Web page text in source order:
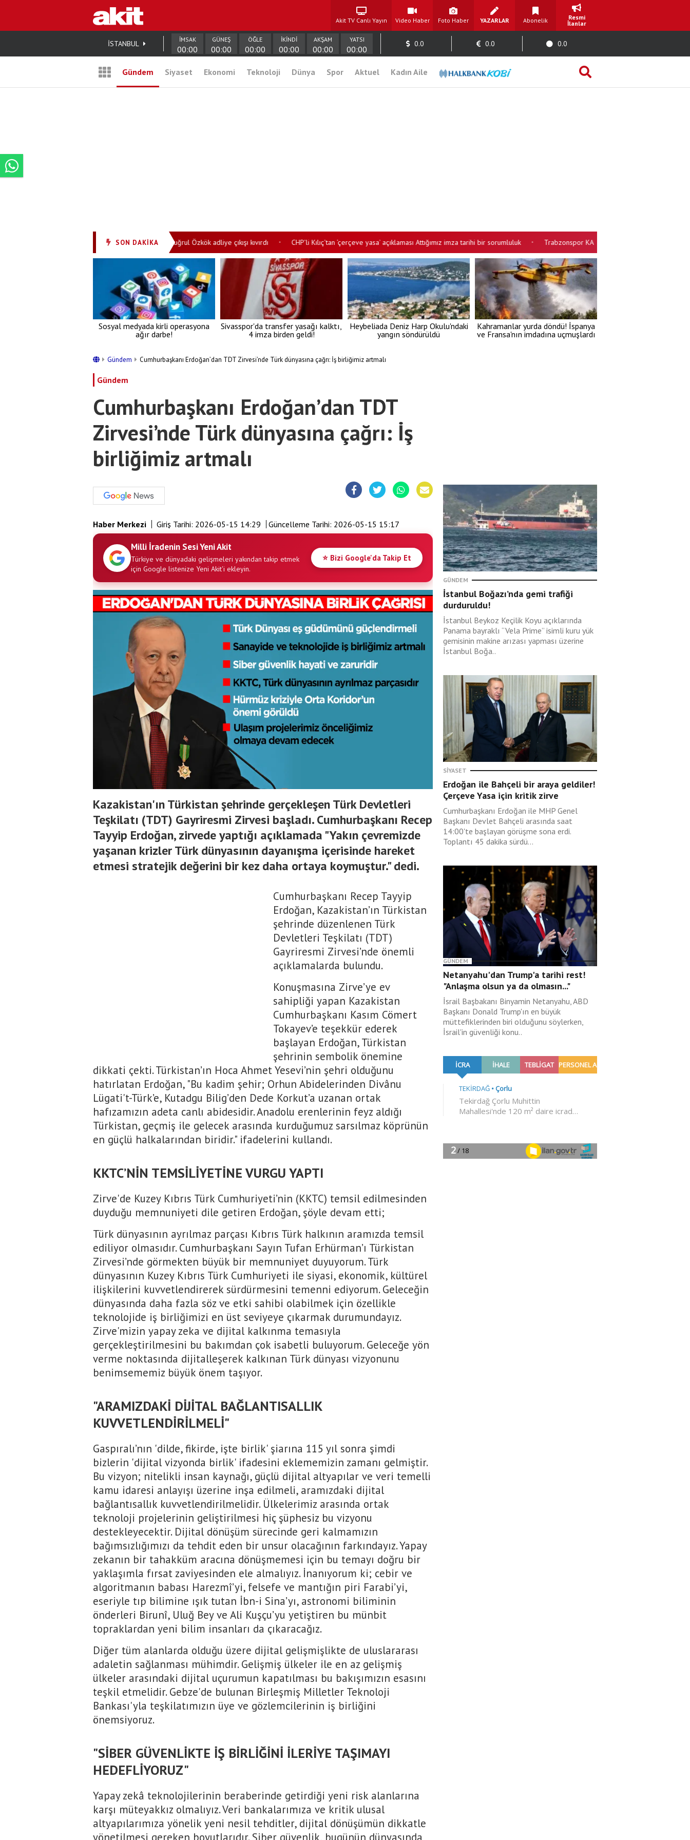
Akit TV Canlı Yayın Video Haber Foto Haber YAZARLAR Abonelik
Resmi
İlanlar
İSTANBUL İMSAK
00:00
GÜNEŞ
00:00
ÖĞLE
00:00
İKİNDİ
00:00
AKŞAM
00:00
YATSI
00:00
0.0 0.0 0.0
Gündem Siyaset Ekonomi Teknoloji Dünya Spor Aktuel Kadın Aile
SON DAKİKA
Ağzından çıkanları kulakların duymuyor mu? Ertuğrul Özkök adliye çıkışı kıvırdı • CHP’li Kılıç’tan ‘çerçeve yasa’ açıklaması Attığımız imza tarihi bir sorumluluk • Trabzonspor KAP açıklaması yaptı! Salah'ın maliyeti
Sosyal medyada kirli operasyona
ağır darbe!
Sivasspor'da transfer yasağı kalktı,
4 imza birden geldi!
Heybeliada Deniz Harp Okulu'ndaki
yangın söndürüldü
Kahramanlar yurda döndü! İspanya
ve Fransa'nın imdadına uçmuşlardı
Gündem Cumhurbaşkanı Erdoğan’dan TDT Zirvesi’nde Türk dünyasına çağrı: İş birliğimiz artmalı
Gündem
Cumhurbaşkanı Erdoğan’dan TDT
Zirvesi’nde Türk dünyasına çağrı: İş
birliğimiz artmalı
Haber Merkezi Giriş Tarihi: 2026-05-15 14:29 Güncelleme Tarihi: 2026-05-15 15:17
Milli İradenin Sesi Yeni Akit
Türkiye ve dünyadaki gelişmeleri yakından takip etmek
için Google listenize Yeni Akit'i ekleyin.
⭐ Bizi Google'da Takip Et
Kazakistan'ın Türkistan şehrinde gerçekleşen Türk Devletleri
Teşkilatı (TDT) Gayriresmi Zirvesi başladı. Cumhurbaşkanı Recep
Tayyip Erdoğan, zirvede yaptığı açıklamada "Yakın çevremizde
yaşanan krizler Türk dünyasının dayanışma içerisinde hareket
etmesi stratejik değerini bir kez daha ortaya koymuştur." dedi.
Cumhurbaşkanı Recep Tayyip
Erdoğan, Kazakistan’ın Türkistan
şehrinde düzenlenen Türk
Devletleri Teşkilatı (TDT)
Gayriresmi Zirvesi’nde önemli
açıklamalarda bulundu.
Konuşmasına Zirve’ye ev
sahipliği yapan Kazakistan
Cumhurbaşkanı Kasım Cömert
Tokayev’e teşekkür ederek
başlayan Erdoğan, Türkistan
şehrinin sembolik önemine
dikkati çekti. Türkistan’ın Hoca Ahmet Yesevi’nin şehri olduğunu
hatırlatan Erdoğan, "Bu kadim şehir; Orhun Abidelerinden Divânu
Lügati't-Türk’e, Kutadgu Bilig’den Dede Korkut’a uzanan ortak
hafızamızın adeta canlı abidesidir. Anadolu erenlerinin feyz aldığı
Türkistan, geçmiş ile gelecek arasında kurduğumuz sarsılmaz köprünün
en güçlü halkalarından biridir." ifadelerini kullandı.
KKTC’NİN TEMSİLİYETİNE VURGU YAPTI
Zirve'de Kuzey Kıbrıs Türk Cumhuriyeti’nin (KKTC) temsil edilmesinden
duyduğu memnuniyeti dile getiren Erdoğan, şöyle devam etti;
Türk dünyasının ayrılmaz parçası Kıbrıs Türk halkının aramızda temsil
ediliyor olmasıdır. Cumhurbaşkanı Sayın Tufan Erhürman’ı Türkistan
Zirvesi’nde görmekten büyük bir memnuniyet duyuyorum. Türk
dünyasının Kuzey Kıbrıs Türk Cumhuriyeti ile siyasi, ekonomik, kültürel
ilişkilerini kuvvetlendirerek sürdürmesini temenni ediyorum. Geleceğin
dünyasında daha fazla söz ve etki sahibi olabilmek için özellikle
teknolojide iş birliğimizi en üst seviyeye çıkarmak durumundayız.
Zirve'mizin yapay zeka ve dijital kalkınma temasıyla
gerçekleştirilmesini bu bakımdan çok isabetli buluyorum. Geleceğe yön
verme noktasında dijitalleşerek kalkınan Türk dünyası vizyonunu
benimsememiz büyük önem taşıyor.
"ARAMIZDAKİ DİJİTAL BAĞLANTISALLIK
KUVVETLENDİRİLMELİ"
Gaspıralı’nın 'dilde, fikirde, işte birlik' şiarına 115 yıl sonra şimdi
bizlerin 'dijital vizyonda birlik' ifadesini eklememizin zamanı gelmiştir.
Bu vizyon; nitelikli insan kaynağı, güçlü dijital altyapılar ve veri temelli
kamu idaresi anlayışı üzerine inşa edilmeli, aramızdaki dijital
bağlantısallık kuvvetlendirilmelidir. Ülkelerimiz arasında ortak
teknoloji projelerinin geliştirilmesi hiç şüphesiz bu vizyonu
destekleyecektir. Dijital dönüşüm sürecinde geri kalmamızın
bağımsızlığımızı da tehdit eden bir unsur olacağının farkındayız. Yapay
zekanın bir tahakküm aracına dönüşmemesi için bu temayı doğru bir
yaklaşımla fırsat zaviyesinden ele almalıyız. İnanıyorum ki; cebir ve
algoritmanın babası Harezmî’yi, felsefe ve mantığın piri Farabi’yi,
eseriyle tıp bilimine ışık tutan İbn-i Sina’yı, astronomi biliminin
önderleri Birunî, Uluğ Bey ve Ali Kuşçu’yu yetiştiren bu münbit
topraklardan yeni bilim insanları da çıkaracağız.
Diğer tüm alanlarda olduğu üzere dijital gelişmişlikte de uluslararası
adaletin sağlanması mühimdir. Gelişmiş ülkeler ile en az gelişmiş
ülkeler arasındaki dijital uçurumun kapatılması bu bakışımızın esasını
teşkil etmelidir. Gebze'de bulunan Birleşmiş Milletler Teknoloji
Bankası'yla teşkilatımızın üye ve gözlemcilerinin iş birliğini
önemsiyoruz.
"SİBER GÜVENLİKTE İŞ BİRLİĞİNİ İLERİYE TAŞIMAYI
HEDEFLİYORUZ"
Yapay zekâ teknolojilerinin beraberinde getirdiği yeni risk alanlarına
karşı müteyakkız olmalıyız. Veri bankalarımıza ve kritik ulusal
altyapılarımıza yönelik yeni nesil tehditler, dijital dönüşümün dikkatle
yönetilmesi gereken boyutlarıdır. Siber güvenlik, bugünün dünyasında
GÜNDEM
İstanbul Boğazı’nda gemi trafiği
durduruldu!
İstanbul Beykoz Keçilik Koyu açıklarında
Panama bayraklı “Vela Prime” isimli kuru yük
gemisinin makine arızası yapması üzerine
İstanbul Boğa..
SIYASET
Erdoğan ile Bahçeli bir araya geldiler!
Çerçeve Yasa için kritik zirve
Cumhurbaşkanı Erdoğan ile MHP Genel
Başkanı Devlet Bahçeli arasında saat
14:00'te başlayan görüşme sona erdi.
Toplantı 45 dakika sürdü...
GÜNDEM
Netanyahu'dan Trump'a tarihi rest!
"Anlaşma olsun ya da olmasın..."
İsrail Başbakanı Binyamin Netanyahu, ABD
Başkanı Donald Trump'ın en büyük
müttefiklerinden biri olduğunu söylerken,
İsrail'in güvenliği konu..